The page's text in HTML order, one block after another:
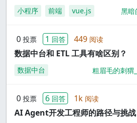
小程序 前端 vue.js 黑暗
0 投票 1 回答 449 阅读
数据中台和 ETL 工具有啥区别？
数据中台 粗眉毛的刺猬
0 投票 6 回答 1k 阅读
AI Agent开发工程师的路径与挑战